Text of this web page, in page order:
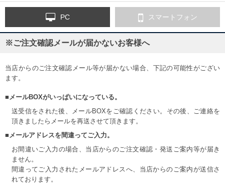
PC スマートフォン
※ご注文確認メールが届かないお客様へ
当店からのご注文確認メール等が届かない場合、下記の可能性がござい
ます。
■メールBOXがいっぱいになっている。
送受信をされた後、メールBOXをご確認ください。その後、ご連絡を
頂きましたらメールを再送させて頂きます。
■メールアドレスを間違ってご入力。
お間違いご入力の場合、当店からのご注文確認・発送ご案内等が届き
ません。
間違ってご入力されたメールアドレスへ、当店からのご案内が送信さ
れております。